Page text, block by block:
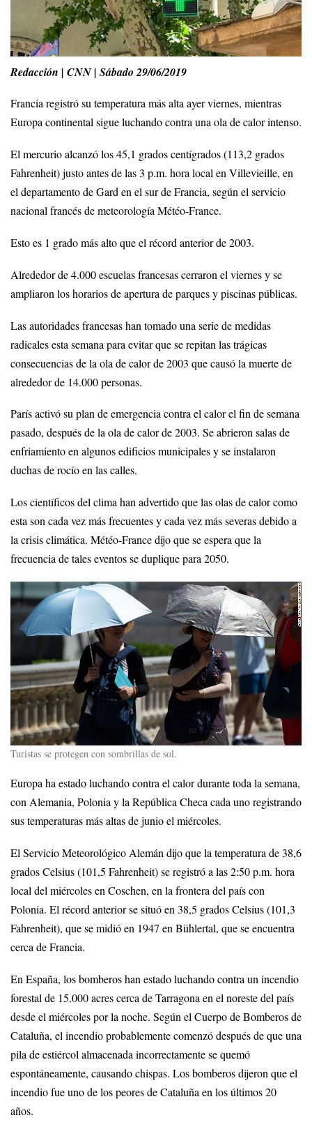
Redacción | CNN | Sábado 29/06/2019
Francia registró su temperatura más alta ayer viernes, mientras
Europa continental sigue luchando contra una ola de calor intenso.
El mercurio alcanzó los 45,1 grados centígrados (113,2 grados
Fahrenheit) justo antes de las 3 p.m. hora local en Villevieille, en
el departamento de Gard en el sur de Francia, según el servicio
nacional francés de meteorología Météo-France.
Esto es 1 grado más alto que el récord anterior de 2003.
Alrededor de 4.000 escuelas francesas cerraron el viernes y se
ampliaron los horarios de apertura de parques y piscinas públicas.
Las autoridades francesas han tomado una serie de medidas
radicales esta semana para evitar que se repitan las trágicas
consecuencias de la ola de calor de 2003 que causó la muerte de
alrededor de 14.000 personas.
París activó su plan de emergencia contra el calor el fin de semana
pasado, después de la ola de calor de 2003. Se abrieron salas de
enfriamiento en algunos edificios municipales y se instalaron
duchas de rocío en las calles.
Los científicos del clima han advertido que las olas de calor como
esta son cada vez más frecuentes y cada vez más severas debido a
la crisis climática. Météo-France dijo que se espera que la
frecuencia de tales eventos se duplique para 2050.
Turistas se protegen con sombrillas de sol.
Europa ha estado luchando contra el calor durante toda la semana,
con Alemania, Polonia y la República Checa cada uno registrando
sus temperaturas más altas de junio el miércoles.
El Servicio Meteorológico Alemán dijo que la temperatura de 38,6
grados Celsius (101,5 Fahrenheit) se registró a las 2:50 p.m. hora
local del miércoles en Coschen, en la frontera del país con
Polonia. El récord anterior se situó en 38,5 grados Celsius (101,3
Fahrenheit), que se midió en 1947 en Bühlertal, que se encuentra
cerca de Francia.
En España, los bomberos han estado luchando contra un incendio
forestal de 15.000 acres cerca de Tarragona en el noreste del país
desde el miércoles por la noche. Según el Cuerpo de Bomberos de
Cataluña, el incendio probablemente comenzó después de que una
pila de estiércol almacenada incorrectamente se quemó
espontáneamente, causando chispas. Los bomberos dijeron que el
incendio fue uno de los peores de Cataluña en los últimos 20
años.